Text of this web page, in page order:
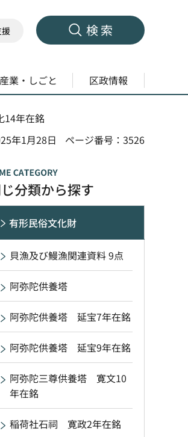
検索
産業・しごと 区政情報
年在銘
年1月28日
ページ番号：3526
分類から探す
有形民俗文化財
貝漁及び鰻漁関連資料 9点
阿弥陀供養塔
阿弥陀供養塔 延宝7年在銘
阿弥陀供養塔 延宝9年在銘
阿弥陀三尊供養塔 寛文10
年在銘
稲荷社石祠 寛政2年在銘